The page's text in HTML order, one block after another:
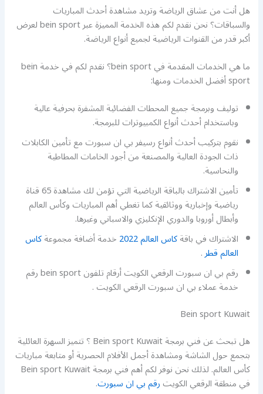
هل أنت من عشاق الرياضة وتريد مشاهدة أحدث المباريات
والسباقات؟ نحن نقدم لكم هذه الخدمة المميزة عبر bein sport لعرض
أكبر قدر من القنوات الرياضية لجميع أنواع الرياضة.
ما هي الخدمات المقدمة في bein sport؟ نقدم لكم في خدمة bein
sport أفضل الخدمات ومنها:
توليف وبرمجة جميع المحطات الفضائية المشفرة بحرفية عالية
وباستخدام أحدث أنواع الكمبيوترات للبرمجة.
نقوم بتركيب أحدث أنواع رسيفر بي ان سبورت مع تأمين الكابلات
ذات الجودة العالية والمصنعة من أجود الخامات المطاطية
والنحاسية.
تأمين الاشتراك بالباقة الرياضية التي تؤمن لك مشاهدة 65 قناة
رياضية وإخبارية ووثائقية كما تغطي أهم المباريات وكأس العالم
وأبطال أوروبا والدوري الإنكليزي والاسباني وغيرها.
الاشتراك في باقةكاس العالم 2022 خدمة أضافة مجموعةكاس
العالم قطر.
رقم بي ان سبورت الرقعي الكويت أرقام تلفون bein sport رقم
خدمة عملاء بي ان سبورت الرقعي الكويت .
Bein sport Kuwait
هل تبحث عن فني برمجة Bein sport Kuwait ؟ تتميز السهرة العائلية
بتجمع حول الشاشة ومشاهدة أجمل الأفلام الحصرية أو متابعة مباريات
كأس العالم. لذلك نحن نوفر لكم أهم فني برمجة Bein sport Kuwait
في منطقة الرقعي الكويترقم بي ان سبورت.